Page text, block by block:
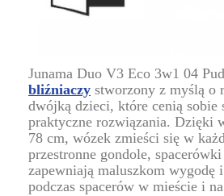
Junama Duo V3 Eco 3w1 04
bliźniaczy stworzony z myślą o
dwójką dzieci, które cenią
praktyczne rozwiązania. Dzięki
78 cm, wózek zmieści się w
przestronne gondole,
zapewniają maluszkom wygodę
podczas spacerów w mieście i